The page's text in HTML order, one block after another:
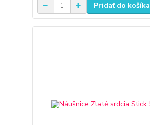
Pridať do košíka